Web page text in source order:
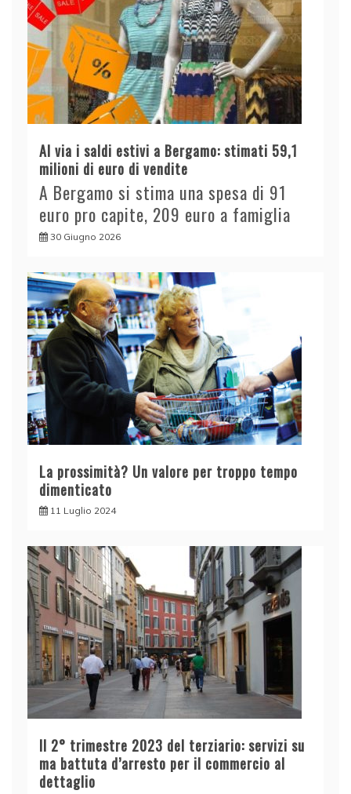
Al via i saldi estivi a Bergamo: stimati 59,1
milioni di euro di vendite
A Bergamo si stima una spesa di 91
euro pro capite, 209 euro a famiglia
30 Giugno 2026
La prossimità? Un valore per troppo tempo
dimenticato
11 Luglio 2024
Il 2° trimestre 2023 del terziario: servizi su
ma battuta d’arresto per il commercio al
dettaglio